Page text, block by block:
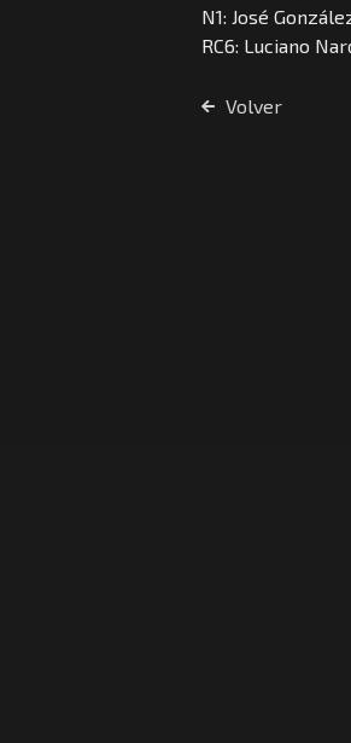
N1: José
RC6: Luciano
Volver